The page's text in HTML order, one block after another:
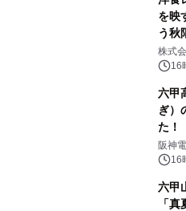
を映
う秋
提供
株式
16
六甲
ぎ）
た！
阪神
16
六甲
「